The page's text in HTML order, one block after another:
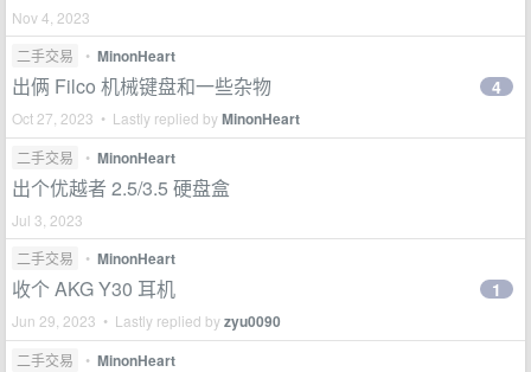
Nov 4, 2023
二手交易
• MinonHeart
出俩 Filco 机械键盘和一些杂物
Oct 27, 2023 • Lastly replied byMinonHeart
4
二手交易 • MinonHeart
出个优越者 2.5/3.5 硬盘盒
Jul 3, 2023
二手交易
• MinonHeart
收个 AKG Y30 耳机
Jun 29, 2023 • Lastly replied byzyu0090
1
二手交易 • MinonHeart